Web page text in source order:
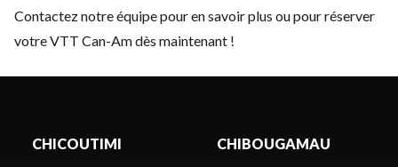
Contactez notre équipepour en savoir plus ou pour réserver
votre VTT Can-Am dès maintenant !
CHICOUTIMI CHIBOUGAMAU